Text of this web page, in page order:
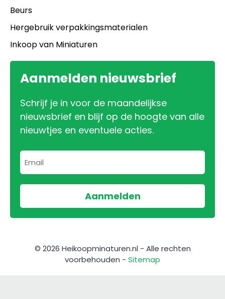
Beurs
Hergebruik verpakkingsmaterialen
Inkoop van Miniaturen
Aanmelden nieuwsbrief
Schrijf je in voor de maandelijkse
nieuwsbrief en blijf op de hoogte van alle
nieuwtjes en eventuele acties.
© 2026 Heikoopminaturen.nl - Alle rechten
voorbehouden - Sitemap